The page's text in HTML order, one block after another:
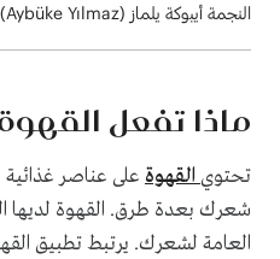
النجمة أيبوكة يلماز (Aybüke Yılmaz)
ماذا تفعل
تحتوي القهوة على عناصر
شعرك بعدة طرق. القهوة لديها
العامة لشعرك. يرتبط تطبيق